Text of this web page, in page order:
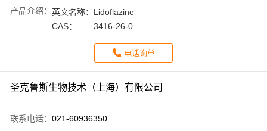
产品介绍： 英文名称： Lidoflazine
CAS：
3416-26-0
电话询单
圣克鲁斯生物技术（上海）有限公司
联系电话： 021-60936350